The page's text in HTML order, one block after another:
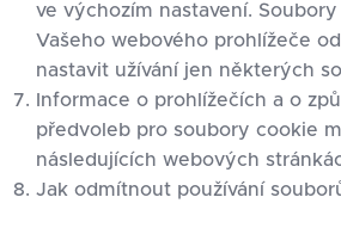
ve výchozím nastavení.
Vašeho webového prohlížeče
nastavit užívání jen některých
Informace o prohlížečích a o
předvoleb pro soubory cookie
následujících webových
Jak odmítnout používání